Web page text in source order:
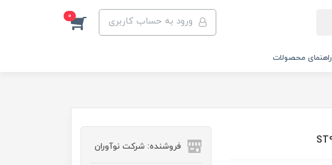
ورود به حساب کاربری 0
راهنمای محصولات
فروشنده: شرکت نوآوران